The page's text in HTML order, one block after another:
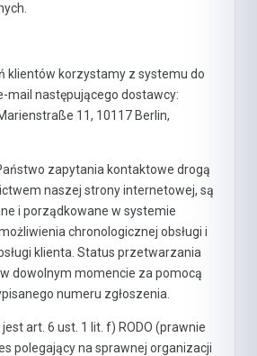
klientów korzystamy z systemu do
mail następującego dostawcy:
11, 10117 Berlin,
zapytania kontaktowe drogą
naszej strony internetowej, są
i porządkowane w systemie
chronologicznej obsługi i
klienta. Status przetwarzania
dowolnym momencie za pomocą
numeru zgłoszenia.
art. 6 ust. 1 lit. f) RODO (prawnie
polegający na sprawnej organizacji